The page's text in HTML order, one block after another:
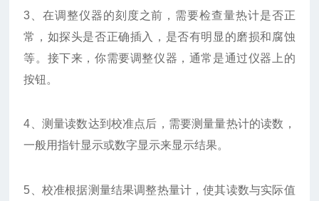
3、在调整仪器的刻度之前，需要检查量热计是否正
常，如探头是否正确插入，是否有明显的磨损和腐蚀
等。接下来，你需要调整仪器，通常是通过仪器上的
按钮。
4、测量读数达到校准点后，需要测量量热计的读数，
一般用指针显示或数字显示来显示结果。
5、校准根据测量结果调整热量计，使其读数与实际值